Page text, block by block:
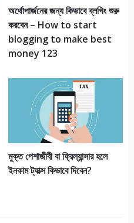
অর্থোপার্জনের জন্য কিভাবে ব্লগিং শুরু
করবেন – How to start
blogging to make best
money 123
মুক্ত পেশাজীবী বা ফ্রিল্যান্সার হলে
ইনকাম ট্যাক্স কিভাবে দিবেন?